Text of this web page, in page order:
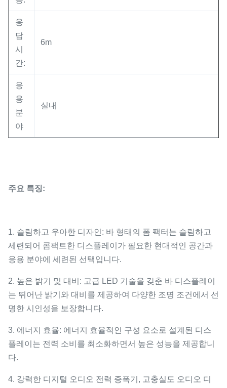
응
답
시
간:
6m
응
용
분
야
실내
주요 특징:
1. 슬림하고 우아한 디자인: 바 형태의 폼 팩터는 슬림하고
세련되어 콤팩트한 디스플레이가 필요한 현대적인 공간과
응용 분야에 세련된 선택입니다.
2. 높은 밝기 및 대비: 고급 LED 기술을 갖춘 바 디스플레이
는 뛰어난 밝기와 대비를 제공하여 다양한 조명 조건에서 선
명한 시인성을 보장합니다.
3. 에너지 효율: 에너지 효율적인 구성 요소로 설계된 디스
플레이는 전력 소비를 최소화하면서 높은 성능을 제공합니
다.
4. 강력한 디지털 오디오 전력 증폭기, 고충실도 오디오 디